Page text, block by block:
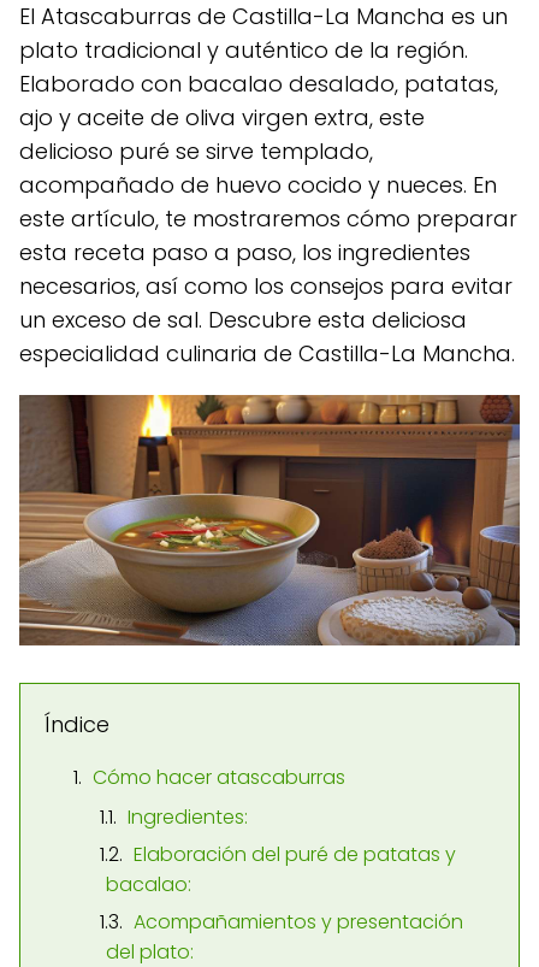
El Atascaburras de Castilla-La Mancha es un
plato tradicional y auténtico de la región.
Elaborado con bacalao desalado, patatas,
ajo y aceite de oliva virgen extra, este
delicioso puré se sirve templado,
acompañado de huevo cocido y nueces. En
este artículo, te mostraremos cómo preparar
esta receta paso a paso, los ingredientes
necesarios, así como los consejos para evitar
un exceso de sal. Descubre esta deliciosa
especialidad culinaria de Castilla-La Mancha.
Índice
Cómo hacer atascaburras
Ingredientes:
Elaboración del puré de patatas y
bacalao:
Acompañamientos y presentación
del plato: